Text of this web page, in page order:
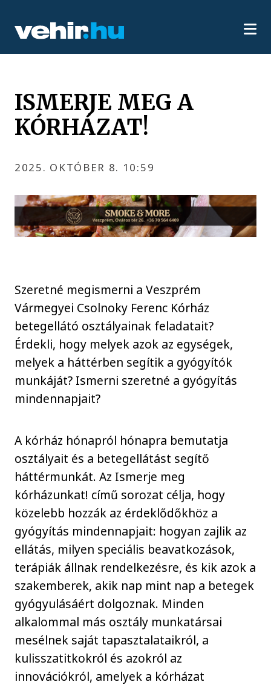
ISMERJE MEG A
KÓRHÁZAT!
2025. OKTÓBER 8. 10:59
Szeretné megismerni a Veszprém
Vármegyei Csolnoky Ferenc Kórház
betegellátó osztályainak feladatait?
Érdekli, hogy melyek azok az egységek,
melyek a háttérben segítik a gyógyítók
munkáját? Ismerni szeretné a gyógyítás
mindennapjait?
A kórház hónapról hónapra bemutatja
osztályait és a betegellátást segítő
háttérmunkát. Az Ismerje meg
kórházunkat! című sorozat célja, hogy
közelebb hozzák az érdeklődőkhöz a
gyógyítás mindennapjait: hogyan zajlik az
ellátás, milyen speciális beavatkozások,
terápiák állnak rendelkezésre, és kik azok a
szakemberek, akik nap mint nap a betegek
gyógyulásáért dolgoznak. Minden
alkalommal más osztály munkatársai
mesélnek saját tapasztalataikról, a
kulisszatitkokról és azokról az
innovációkról, amelyek a kórházat